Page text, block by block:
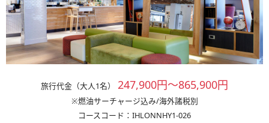
旅行代金（大人1名） 247,900円～865,900円
※燃油サーチャージ込み/海外諸税別
コースコード：IHLONNHY1-026